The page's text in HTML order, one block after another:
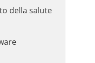
della salute